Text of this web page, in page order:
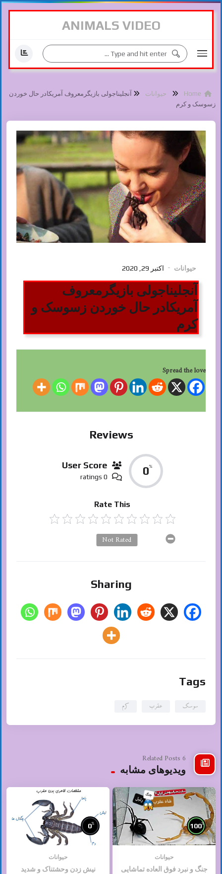
ANIMALS VIDEO
حیوانات
آنجلیناجولی بازیگرمعروف آمریکادر حال خوردن
زسوسک و کرم
حیوانات اکتبر 29, 2020
آنجلیناجولی بازیگرمعروف
آمریکادر حال خوردن زسوسک و
کرم
Spread the love
Reviews
0%
User Score
0 ratings
Rate This
Not Rated
Sharing
Tags
سوسک عقرب کرم
6 Related Posts
ویدیوهای مشابه
100%
حیوانات
جنگ و نبرد فوق العاده تماشایی
0%
حیوانات
نیش زدن وحشتناک و شدید